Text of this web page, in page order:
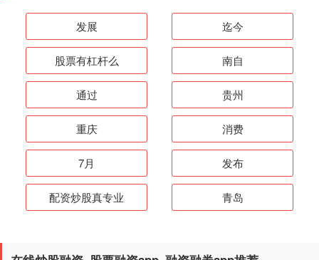
发展 迄今
股票有杠杆么 南自
通过 贵州
重庆 消费
7月 发布
配资炒股真专业 青岛